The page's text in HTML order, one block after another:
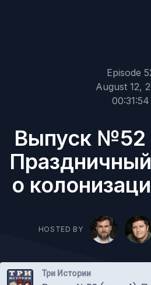
Episode
August 12,
00:31:54
Выпуск №52
о
HOSTED BY
Три Истории